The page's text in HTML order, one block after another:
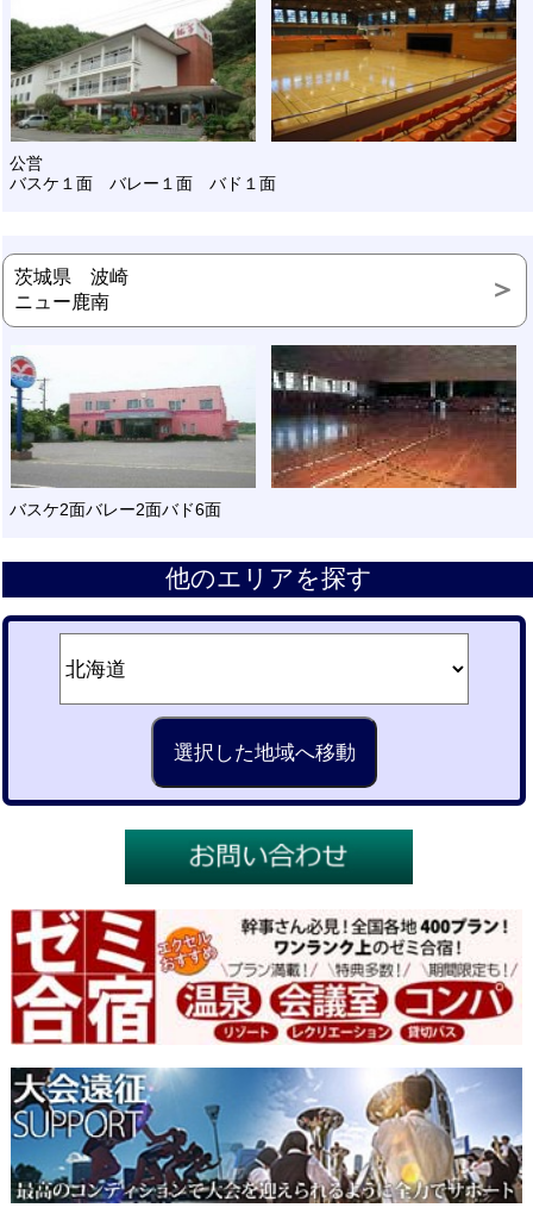
公営
バスケ１面 バレー１面 バド１面
茨城県 波崎
ニュー鹿南
バスケ2面バレー2面バド6面
他のエリアを探す